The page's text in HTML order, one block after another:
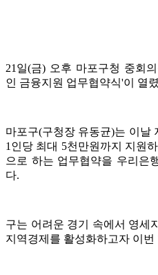
21일(금) 오후 마포구청 중회
인 금융지원 업무협약식'이 열
마포구(구청장 유동균)는 이날
1인당 최대 5천만원까지 지원
으로 하는 업무협약을 우리은
다.
구는 어려운 경기 속에서 영세
지역경제를 활성화하고자 이